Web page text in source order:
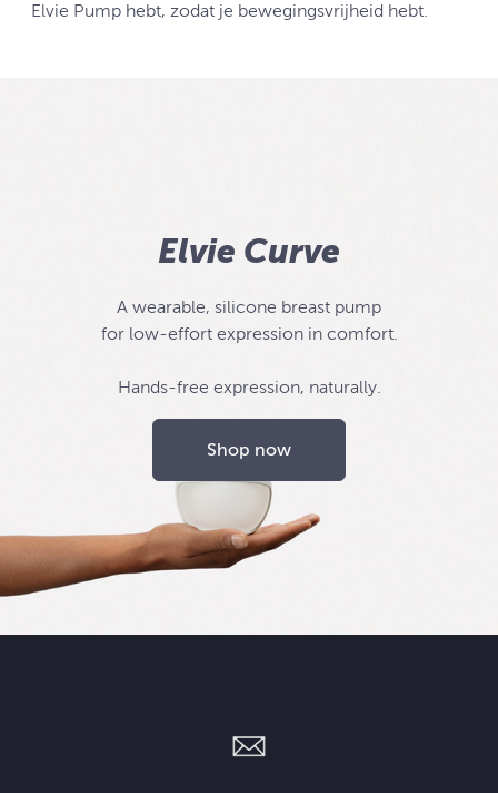
Elvie Pump hebt, zodat je bewegingsvrijheid hebt.
Elvie Curve
A wearable, silicone breast pump
for low-effort expression in comfort.
Hands-free expression, naturally.
Shop now